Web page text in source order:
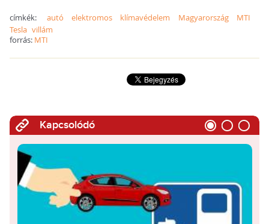
címkék: autó elektromos klímavédelem Magyarország
MTI
Tesla villám
forrás: MTI
Kapcsolódó